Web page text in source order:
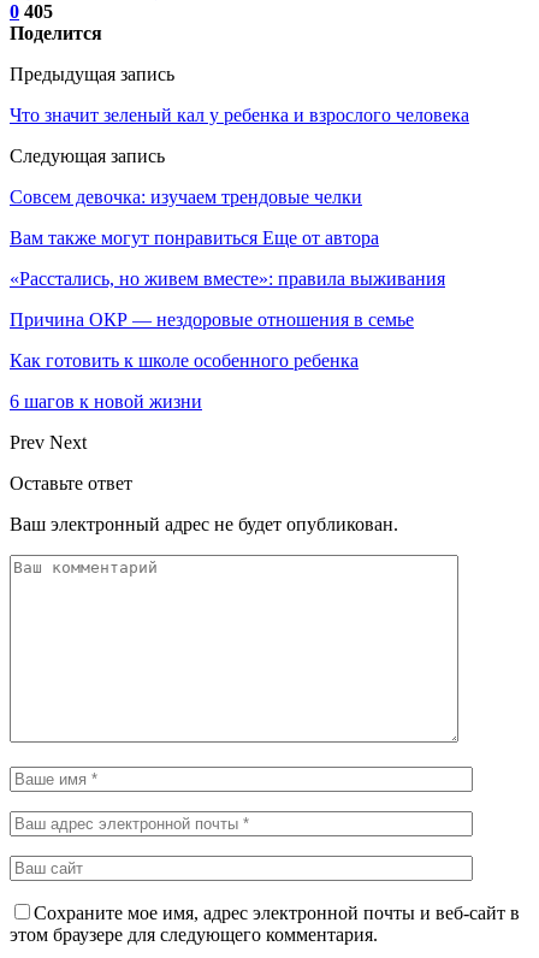
0 405
Поделится
Предыдущая запись
Что значит зеленый кал у ребенка и взрослого человека
Следующая запись
Совсем девочка: изучаем трендовые челки
Вам также могут понравиться Еще от автора
«Расстались, но живем вместе»: правила выживания
Причина ОКР — нездоровые отношения в семье
Как готовить к школе особенного ребенка
6 шагов к новой жизни
Prev Next
Оставьте ответ
Ваш электронный адрес не будет опубликован.
Сохраните мое имя, адрес электронной почты и веб-сайт в
этом браузере для следующего комментария.